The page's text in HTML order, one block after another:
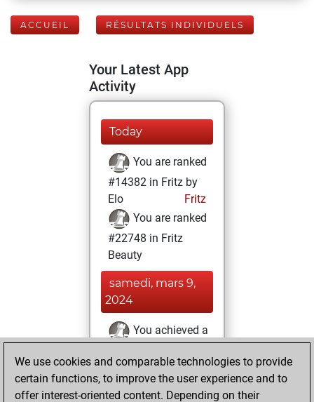
ACCUEIL RÉSULTATS INDIVIDUELS
Your Latest App
Activity
Today
You are ranked
#14382 in Fritz by
Elo
Fritz
You are ranked
#22748 in Fritz
Beauty
samedi, mars 9,
2024
You achieved a
Fritz
You
achieved a new Elo
We use cookies and comparable technologies to provide
certain functions, to improve the user experience and to
offer interest-oriented content. Depending on their